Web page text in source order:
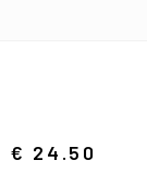
€ 24.50